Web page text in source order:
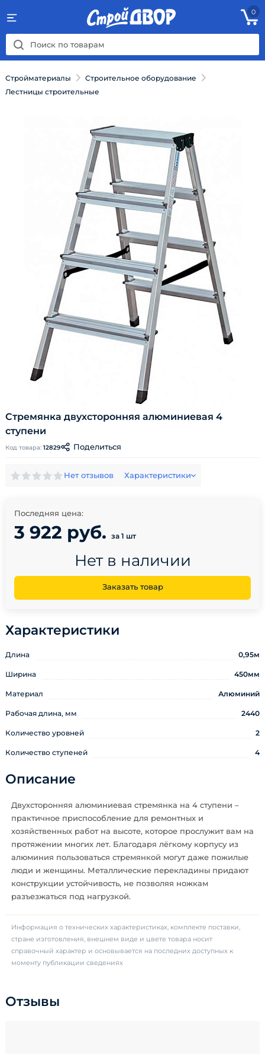
0
Стройматериалы
Строительное оборудование
Лестницы строительные
Стремянка двухсторонняя алюминиевая 4
ступени
Код товара: 12829 Поделиться
Нет отзывов Характеристики
Последняя цена:
3 922 руб. за 1 шт
Нет в наличии
Заказать товар
Характеристики
Длина 0,95м
Ширина 450мм
Материал Алюминий
Рабочая длина, мм 2440
Количество уровней 2
Количество ступеней 4
Описание
Двухсторонняя алюминиевая стремянка на 4 ступени –
практичное приспособление для ремонтных и
хозяйственных работ на высоте, которое прослужит вам на
протяжении многих лет. Благодаря лёгкому корпусу из
алюминия пользоваться стремянкой могут даже пожилые
люди и женщины. Металлические перекладины придают
конструкции устойчивость, не позволяя ножкам
разъезжаться под нагрузкой.
Информация о технических характеристиках, комплекте поставки,
стране изготовления, внешнем виде и цвете товара носит
справочный характер и основывается на последних доступных к
моменту публикации сведениях
Отзывы